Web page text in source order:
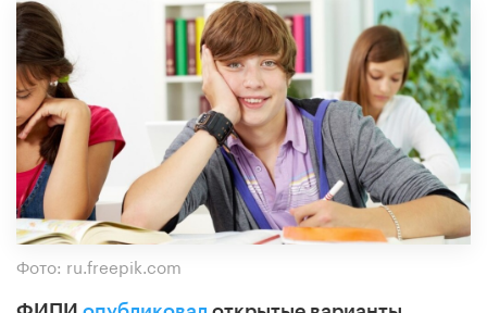
Фото: ru.freepik.com